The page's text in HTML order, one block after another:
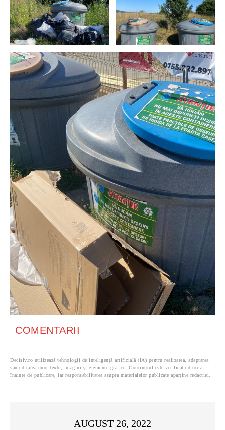
COMENTARII
Decisiv.ro utilizează tehnologii de inteligență artificială (IA) pentru realizarea, adaptarea
sau editarea unor texte, imagini și elemente grafice. Conținutul este verificat editorial
înainte de publicare, iar responsabilitatea asupra materialelor publicate aparține redacției.
AUGUST 26, 2022